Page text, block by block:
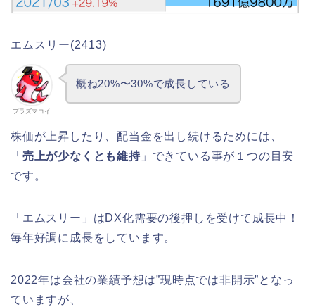
エムスリー(2413)
プラズマコイ
概ね20%〜30%で成長している
株価が上昇したり、配当金を出し続けるためには、
「 売上が少なくとも維持」できている事が１つの目安
です。
「エムスリー」はDX化需要の後押しを受けて成長中！
毎年好調に成長をしています。
2022年は会社の業績予想は”現時点では非開示”となっ
ていますが、